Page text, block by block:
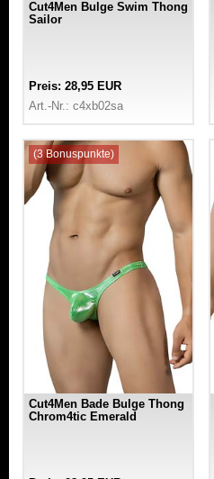
Cut4Men Bulge Swim Thong
Sailor
Preis: 28,95 EUR
Art.-Nr.: c4xb02sa
(3 Bonuspunkte)
Cut4Men Bade Bulge Thong
Chrom4tic Emerald